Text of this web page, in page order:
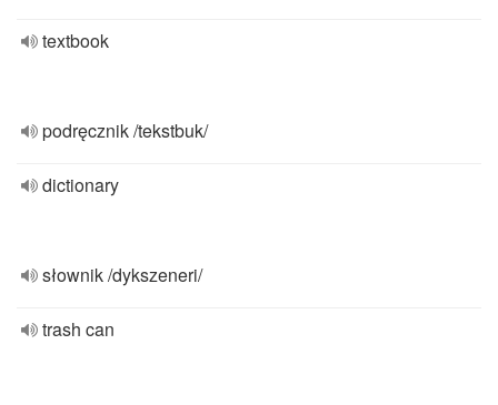
textbook
podręcznik /tekstbuk/
dictionary
słownik /dykszeneri/
trash can